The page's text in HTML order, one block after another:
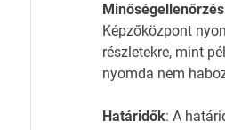
Minőségellenőrzés
Képzőközpont
részletekre, mint
nyomda nem
Határidők: A